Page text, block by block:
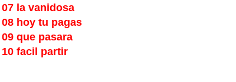
07 la vanidosa
08 hoy tu pagas
09 que pasara
10 facil partir